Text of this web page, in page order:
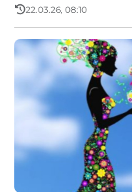
22.03.26, 08:10